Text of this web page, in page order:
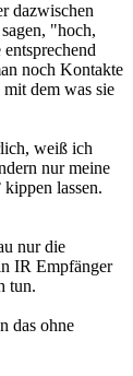
dazwischen
"hoch,
noch Kontakte
dem was sie
weiß ich
nur meine
lassen.
nur die
IR Empfänger
tun.
das ohne